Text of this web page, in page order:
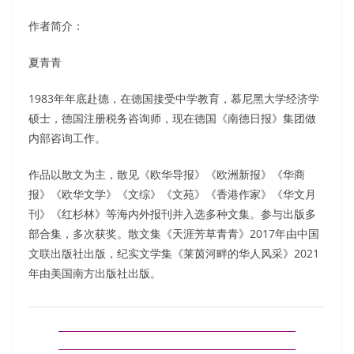
作者简介：
夏青青
1983年年底赴德，在德国接受中学教育，慕尼黑大学经济学
硕士，德国注册税务咨询师，现在德国《南德日报》集团做
内部咨询工作。
作品以散文为主，散见《欧华导报》《欧洲新报》《华商
报》《欧华文学》《文综》《文苑》《香港作家》《华文月
刊》《红杉林》等海内外报刊并入选多种文集。参与出版多
部合集，多次获奖。散文集《天涯芳草青青》2017年由中国
文联出版社出版，纪实文学集《莱茵河畔的华人风采》2021
年由美国南方出版社出版。